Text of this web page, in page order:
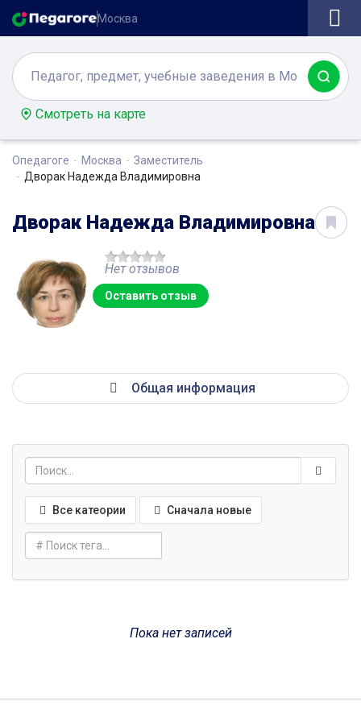
Москва
Смотреть на карте
Опедагоге Москва
Заместитель
Дворак Надежда Владимировна
Дворак Надежда Владимировна
Нет отзывов
Оставить отзыв
Общая информация
Все катеории Сначала новые
Пока нет записей